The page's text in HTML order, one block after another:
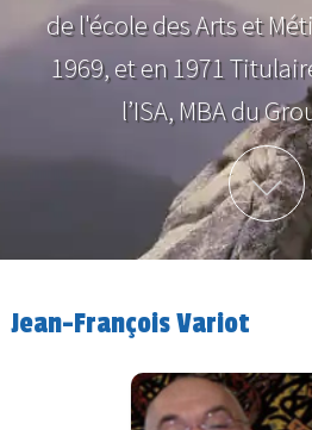
de l'école des Arts et
1969, et en 1971
l’ISA, MBA du
Jean-François Variot